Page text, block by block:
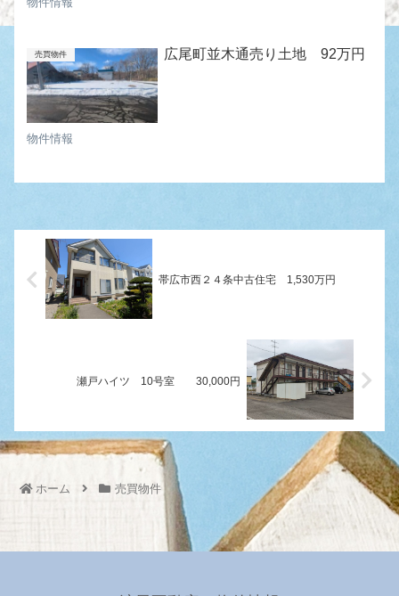
売買物件 広尾町並木通売り土地 92万円
物件情報
帯広市西２４条中古住宅 1,530万円
瀬戸ハイツ 10号室 30,000円
ホーム 売買物件